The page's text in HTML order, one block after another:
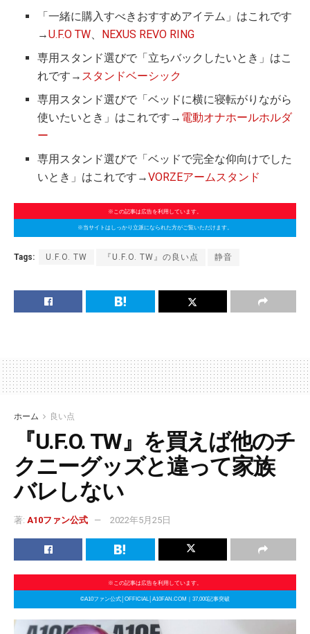
「一緒に購入すべきおすすめアイテム」はこれです
→U.F.O TW
NEXUS REVO RING
専用スタンド選びで「立ちバックしたいとき」はこ
れです→ スタンドベーシック
専用スタンド選びで「ベッドに横に寝転がりながら
使いたいとき」はこれです→ 電動オナホールホルダ
ー
専用スタンド選びで「ベッドで完全な仰向けでした
いとき」はこれです→VORZEアームスタンド
※この記事は広告を利用しています。
※当サイトはしっかり立派になられた方がご覧いただけます。
Tags: U.F.O. TW 『U.F.O. TW』の良い点 静音
ホーム 良い点
『U.F.O. TW』を買えば他のチ
クニーグッズと違って家族
バレしない
著: A10ファン公式 2022年5月25日
※この記事は広告を利用しています。
©A10ファン公式│OFFICIAL│A10FAN.COM｜37,000記事突破